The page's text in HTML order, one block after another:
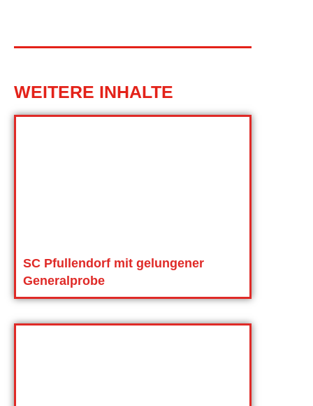
WEITERE INHALTE
SC Pfullendorf mit gelungener
Generalprobe